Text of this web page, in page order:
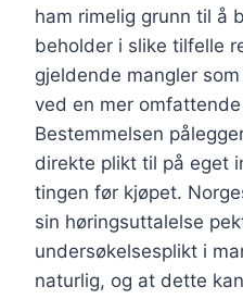
ham rimelig grunn til å
beholder i slike tilfelle
gjeldende mangler
ved en mer
Bestemmelsen
direkte plikt til på eget
tingen før kjøpet.
sin høringsuttalelse
undersøkelsesplikt i
naturlig, og at dette